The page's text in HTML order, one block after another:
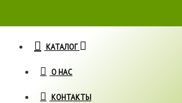
КАТАЛОГ
О НАС
КОНТАКТЫ